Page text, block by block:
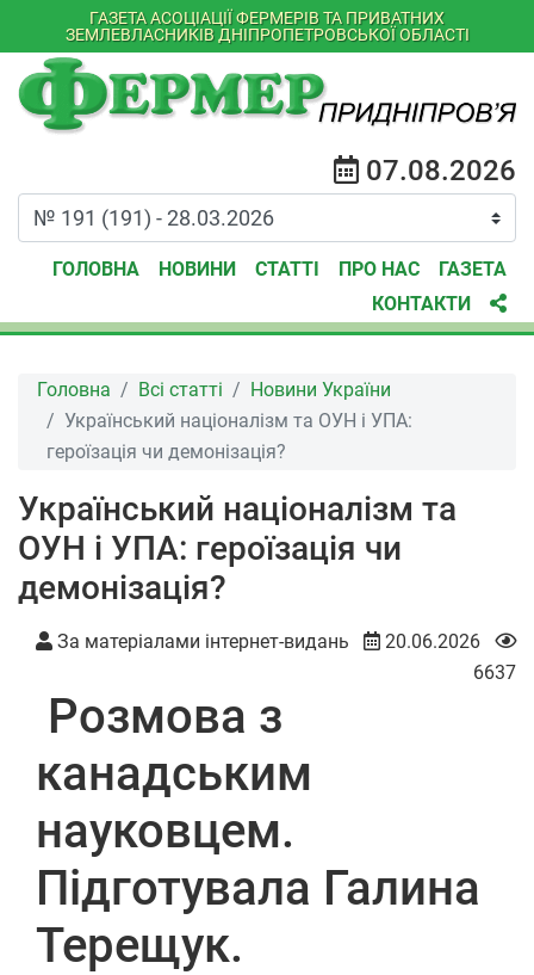
ГАЗЕТА АСОЦІАЦІЇ ФЕРМЕРІВ ТА ПРИВАТНИХ
ЗЕМЛЕВЛАСНИКІВ ДНІПРОПЕТРОВСЬКОЇ ОБЛАСТІ
07.08.2026
ГОЛОВНА НОВИНИ СТАТТІ ПРО НАС
ГАЗЕТА
КОНТАКТИ
Головна Всі статті
Новини України
Український націоналізм та ОУН і УПА:
героїзація чи демонізація?
Український націоналізм та
ОУН і УПА: героїзація чи
демонізація?
За матеріалами інтернет-видань
20.06.2026
6637
Розмова з
канадським
науковцем.
Підготувала Галина
Терещук.